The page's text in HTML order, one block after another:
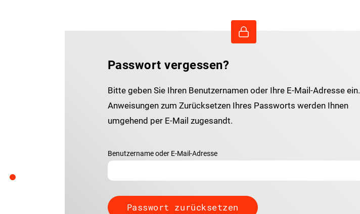
Passwort vergessen?
Bitte geben Sie Ihren Benutzernamen oder Ihre E-Mail-Adresse ein.
Anweisungen zum Zurücksetzen Ihres Passworts werden Ihnen
umgehend per E-Mail zugesandt.
Benutzername oder E-Mail-Adresse